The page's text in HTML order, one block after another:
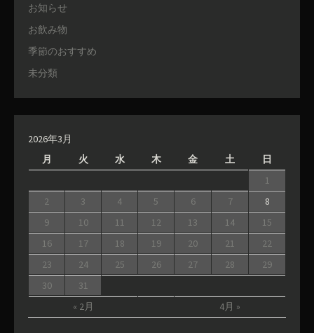
お知らせ
お飲み物
季節のおすすめ
未分類
2026年3月
月
火 水 木 金 土 日
« 2月 4月 »
1
2
3 4 5 6 7
8
9
10 11 12 13 14
15
16
17 18 19 20 21
22
23
24 25 26 27 28
29
30
31